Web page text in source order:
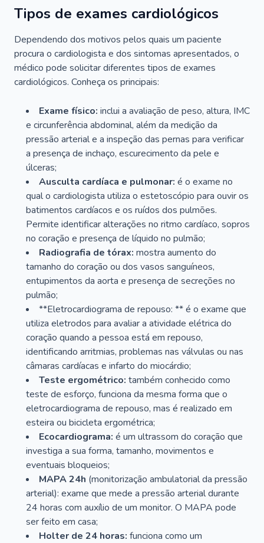
Tipos de exames cardiológicos
Dependendo dos motivos pelos quais um paciente
procura o cardiologista e dos sintomas apresentados, o
médico pode solicitar diferentes tipos de exames
cardiológicos. Conheça os principais:
Exame físico: inclui a avaliação de peso, altura, IMC
e circunferência abdominal, além da medição da
pressão arterial e a inspeção das pernas para verificar
a presença de inchaço, escurecimento da pele e
úlceras;
Ausculta cardíaca e pulmonar: é o exame no
qual o cardiologista utiliza o estetoscópio para ouvir os
batimentos cardíacos e os ruídos dos pulmões.
Permite identificar alterações no ritmo cardíaco, sopros
no coração e presença de líquido no pulmão;
Radiografia de tórax: mostra aumento do
tamanho do coração ou dos vasos sanguíneos,
entupimentos da aorta e presença de secreções no
pulmão;
**Eletrocardiograma de repouso: ** é o exame que
utiliza eletrodos para avaliar a atividade elétrica do
coração quando a pessoa está em repouso,
identificando arritmias, problemas nas válvulas ou nas
câmaras cardíacas e infarto do miocárdio;
Teste ergométrico: também conhecido como
teste de esforço, funciona da mesma forma que o
eletrocardiograma de repouso, mas é realizado em
esteira ou bicicleta ergométrica;
Ecocardiograma: é um ultrassom do coração que
investiga a sua forma, tamanho, movimentos e
eventuais bloqueios;
MAPA 24h (monitorização ambulatorial da pressão
arterial): exame que mede a pressão arterial durante
24 horas com auxílio de um monitor. O MAPA pode
ser feito em casa;
Holter de 24 horas: funciona como um